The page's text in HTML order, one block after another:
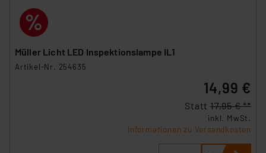
Müller Licht LED Inspektionslampe IL1
Artikel-Nr. 254635
14,99 €
Statt 17,95 € **
inkl. MwSt.
Informationen zu Versandkosten